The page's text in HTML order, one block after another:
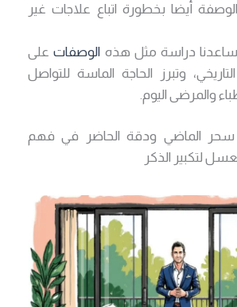
أيضا بخطورة اتباع علاجات غير
دراسة مثل هذه الوصفاتعلى
وتبرز الحاجة الماسة للتواصل
والمرضى اليوم.
سحر الماضي ودقة الحاضر في فهم
لتكبير الذكر